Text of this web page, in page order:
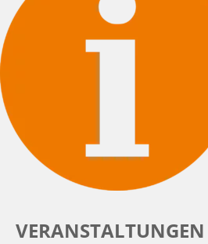
VERANSTALTUNGEN